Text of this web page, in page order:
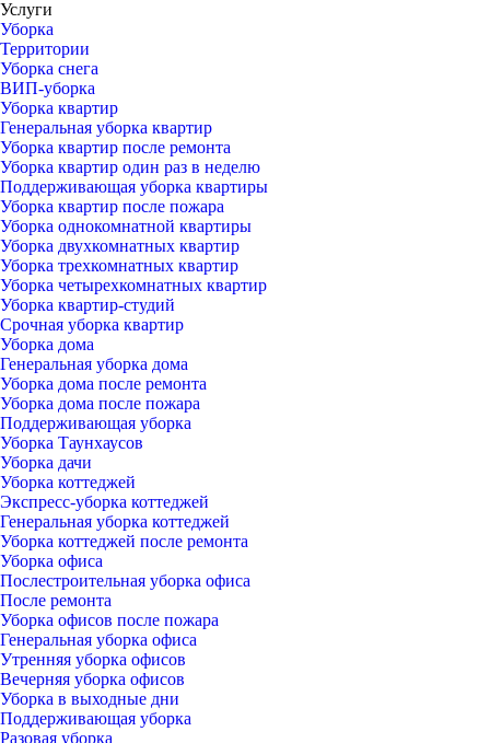
Услуги
Уборка
Территории
Уборка снега
ВИП-уборка
Уборка квартир
Генеральная уборка квартир
Уборка квартир после ремонта
Уборка квартир один раз в неделю
Поддерживающая уборка квартиры
Уборка квартир после пожара
Уборка однокомнатной квартиры
Уборка двухкомнатных квартир
Уборка трехкомнатных квартир
Уборка четырехкомнатных квартир
Уборка квартир-студий
Срочная уборка квартир
Уборка дома
Генеральная уборка дома
Уборка дома после ремонта
Уборка дома после пожара
Поддерживающая уборка
Уборка Таунхаусов
Уборка дачи
Уборка коттеджей
Экспресс-уборка коттеджей
Генеральная уборка коттеджей
Уборка коттеджей после ремонта
Уборка офиса
Послестроительная уборка офиса
После ремонта
Уборка офисов после пожара
Генеральная уборка офиса
Утренняя уборка офисов
Вечерняя уборка офисов
Уборка в выходные дни
Поддерживающая уборка
Разовая уборка